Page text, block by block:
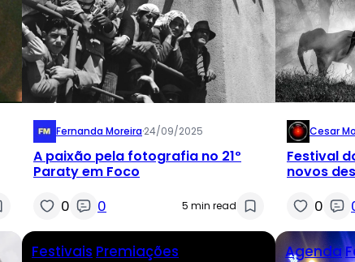
Fernanda Moreira·24/09/2025
A paixão pela fotografia no 21º
Paraty em Foco
0 0 5 min read
Cesar
Festival
novos
0
Festivais Premiações Agenda